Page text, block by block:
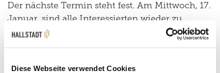
Diese Webseite verwendet Cookies
WIRTSCHAFT
PROJEKTE
Der nächste Termin steht fest. Am Mittwoch, 17.
Januar, sind alle Interessierten wieder zu
Senior*innen lesen für Senior*innen ab 15 Uhr